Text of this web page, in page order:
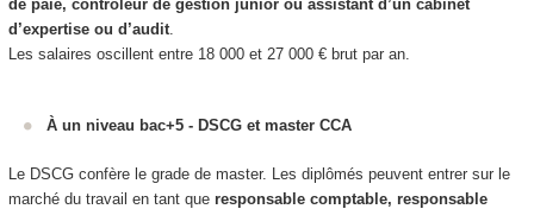
de paie, contrôleur de gestion junior ou assistant d’un cabinet
d’expertise ou d’audit.
Les salaires oscillent entre 18 000 et 27 000 € brut par an.
À un niveau bac+5 - DSCG et master CCA
Le DSCG confère le grade de master. Les diplômés peuvent entrer sur le
marché du travail en tant que responsable comptable, responsable